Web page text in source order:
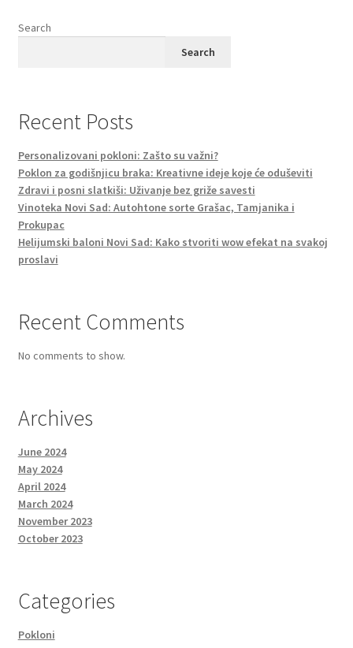
Search
Search
Recent Posts
Personalizovani pokloni: Zašto su važni?
Poklon za godišnjicu braka: Kreativne ideje koje će oduševiti
Zdravi i posni slatkiši: Uživanje bez griže savesti
Vinoteka Novi Sad: Autohtone sorte Grašac, Tamjanika i
Prokupac
Helijumski baloni Novi Sad: Kako stvoriti wow efekat na svakoj
proslavi
Recent Comments
No comments to show.
Archives
June 2024
May 2024
April 2024
March 2024
November 2023
October 2023
Categories
Pokloni